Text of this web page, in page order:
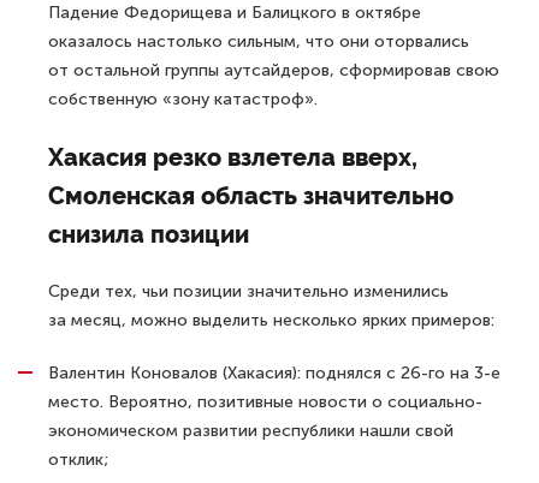
Падение Федорищева и Балицкого в октябре
оказалось настолько сильным, что они оторвались
от остальной группы аутсайдеров, сформировав свою
собственную «зону катастроф».
Хакасия резко взлетела вверх,
Смоленская область значительно
снизила позиции
Среди тех, чьи позиции значительно изменились
за месяц, можно выделить несколько ярких примеров:
Валентин Коновалов (Хакасия): поднялся с 26-го на 3-е
место. Вероятно, позитивные новости о социально-
экономическом развитии республики нашли свой
отклик;